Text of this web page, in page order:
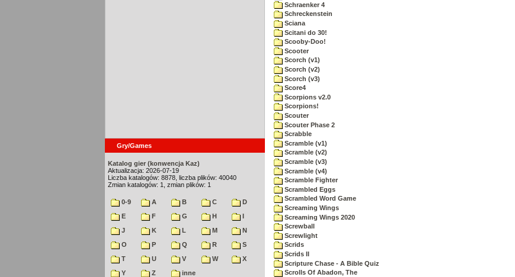
Gry/Games
Katalog gier (konwencja Kaz)
Aktualizacja: 2026-07-19
Liczba katalogów: 8878, liczba plików: 40040
Zmian katalogów: 1, zmian plików: 1
0-9 A B C
D
E
F G H
I
J
K L M
N
O
P Q R
S
T
U V W
X
Y
Z
inne
Schraenker 4
Schreckenstein
Sciana
Scitani do 30!
Scooby-Doo!
Scooter
Scorch (v1)
Scorch (v2)
Scorch (v3)
Score4
Scorpions v2.0
Scorpions!
Scouter
Scouter Phase 2
Scrabble
Scramble (v1)
Scramble (v2)
Scramble (v3)
Scramble (v4)
Scramble Fighter
Scrambled Eggs
Scrambled Word Game
Screaming Wings
Screaming Wings 2020
Screwball
Screwlight
Scrids
Scrids II
Scripture Chase - A Bible Quiz
Scrolls Of Abadon, The